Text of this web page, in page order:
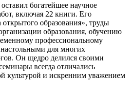
богатейшее научное
включая 22 книги. Его
образования», труды
образования, обучению
профессиональному
для многих
Он щедро делился своими
всегда отличались
культурой и искренним уважением